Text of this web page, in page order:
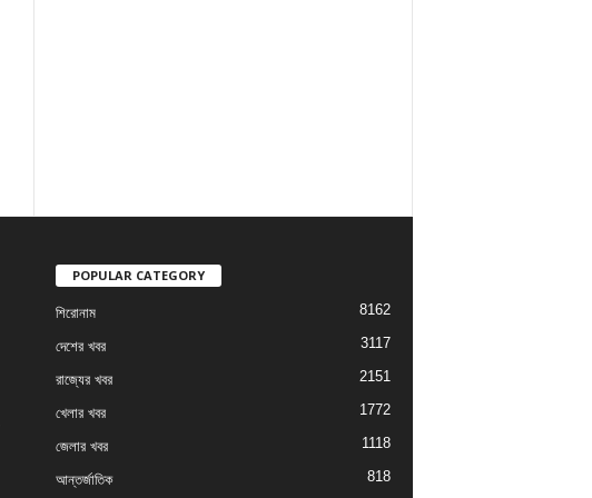
POPULAR CATEGORY
শিরোনাম 8162
দেশের খবর 3117
রাজ্যের খবর 2151
খেলার খবর 1772
জেলার খবর 1118
আন্তর্জাতিক 818